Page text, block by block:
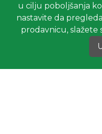
u cilju poboljšanja
nastavite da
prodavnicu, slažete